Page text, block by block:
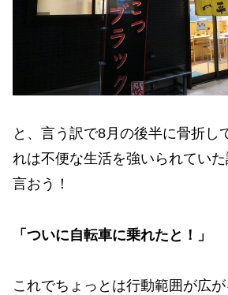
と、言う訳で8月の後半に骨折し
れは不便な生活を強いられてい
言おう！
「ついに自転車に乗れたと！」
これでちょっとは行動範囲が広